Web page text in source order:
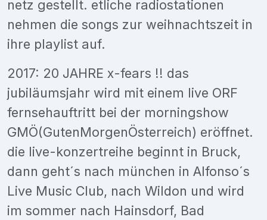
netz gestellt. etliche radiostationen
nehmen die songs zur weihnachtszeit in
ihre playlist auf.
2017: 20 JAHRE x-fears !! das
jubiläumsjahr wird mit einem live ORF
fernsehauftritt bei der morningshow
GMÖ(GutenMorgenÖsterreich) eröffnet.
die live-konzertreihe beginnt in Bruck,
dann geht´s nach münchen in Alfonso´s
Live Music Club, nach Wildon und wird
im sommer nach Hainsdorf, Bad